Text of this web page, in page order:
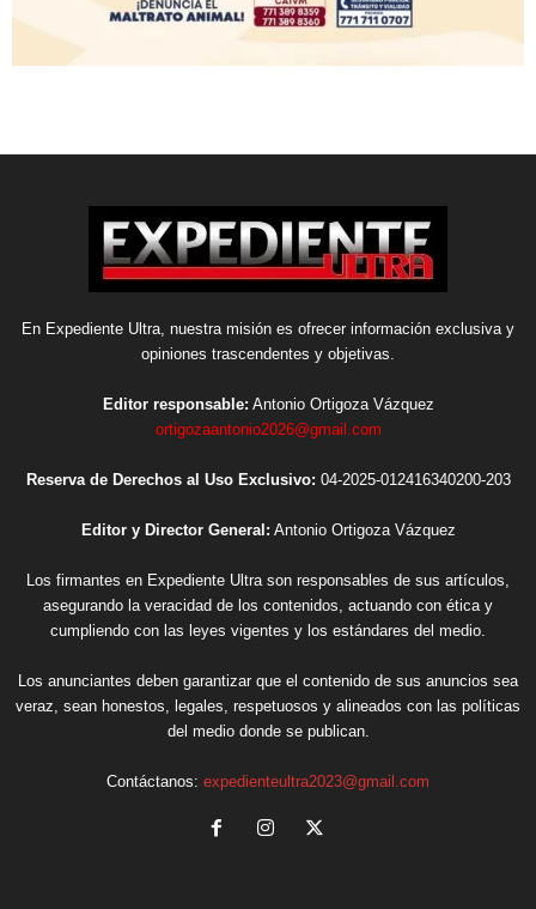
En Expediente Ultra, nuestra misión es ofrecer información exclusiva y
opiniones trascendentes y objetivas.
Editor responsable: Antonio Ortigoza Vázquez
ortigozaantonio2026@gmail.com
Reserva de Derechos al Uso Exclusivo: 04-2025-012416340200-203
Editor y Director General: Antonio Ortigoza Vázquez
Los firmantes en Expediente Ultra son responsables de sus artículos,
asegurando la veracidad de los contenidos, actuando con ética y
cumpliendo con las leyes vigentes y los estándares del medio.
Los anunciantes deben garantizar que el contenido de sus anuncios sea
veraz, sean honestos, legales, respetuosos y alineados con las políticas
del medio donde se publican.
Contáctanos: expedienteultra2023@gmail.com